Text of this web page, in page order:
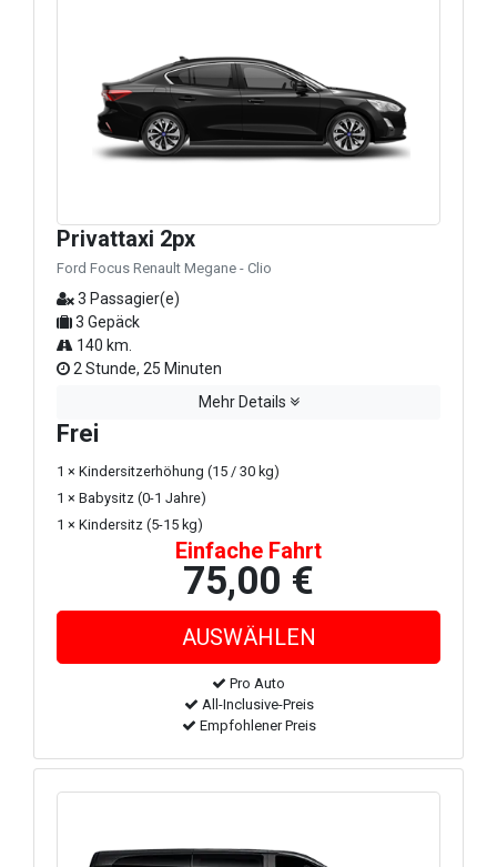
Privattaxi 2px
Ford Focus Renault Megane - Clio
3 Passagier(e)
3 Gepäck
140 km.
2 Stunde, 25 Minuten
Mehr Details
Frei
1 × Kindersitzerhöhung (15 / 30 kg)
1 × Babysitz (0-1 Jahre)
1 × Kindersitz (5-15 kg)
Einfache Fahrt
75,00 €
Pro Auto
All-Inclusive-Preis
Empfohlener Preis